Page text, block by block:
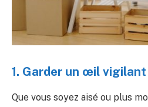
1. Garder un œil
Que vous soyez aisé ou plus